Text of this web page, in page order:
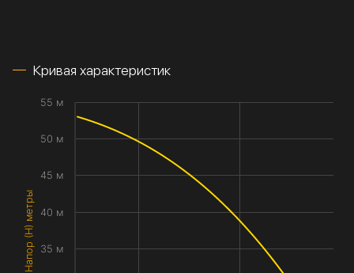
Кривая характеристик
Напор (H) метры 35 м
40 м
45 м
50 м
55 м